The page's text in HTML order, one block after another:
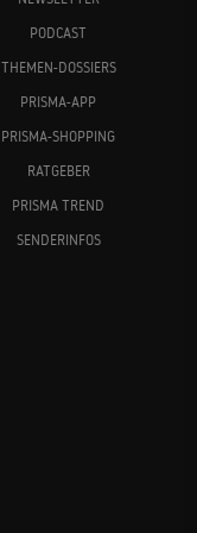
PODCAST
THEMEN-DOSSIERS
PRISMA-APP
PRISMA-SHOPPING
RATGEBER
PRISMA TREND
SENDERINFOS